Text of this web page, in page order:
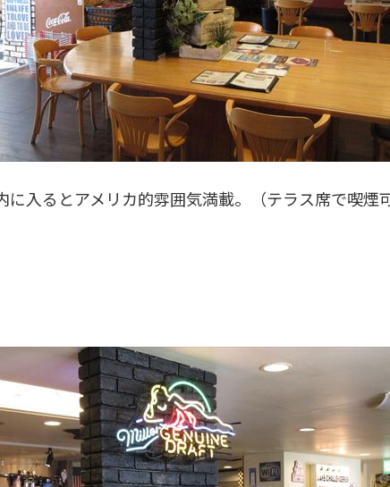
入るとアメリカ的雰囲気満載。（テラス席で喫煙可